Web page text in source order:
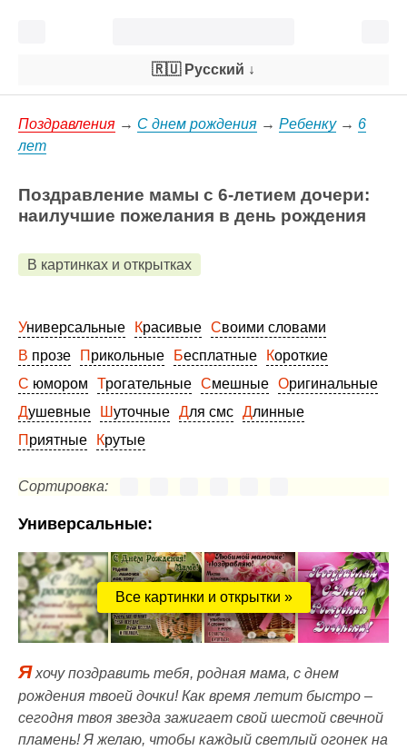
🇷🇺 Русский ↓
Поздравления → С днем рождения → Ребенку→ 6
лет
Поздравление мамы с 6-летием дочери:
наилучшие пожелания в день рождения
В картинках и открытках
Универсальные Красивые
Своими словами
В прозе
Прикольные Бесплатные
Короткие
С юмором
Трогательные Смешные
Оригинальные
Душевные
Шуточные Для смс
Длинные
Приятные
Крутые
Сортировка:
Универсальные:
Все картинки и открытки »
Яхочу поздравить тебя, родная мама, с днем
рождения твоей дочки! Как время летит быстро –
сегодня твоя звезда зажигает свой шестой свечной
пламень! Я желаю, чтобы каждый светлый огонек на